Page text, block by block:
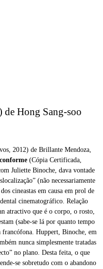
de Hong Sang-soo
2012) de Brillante Mendoza,
(Cópia Certificada,
Juliette Binoche, dava vontade
(não necessariamente
cineastas em causa em prol de
cinematográfico. Relação
atractivo que é o corpo, o rosto,
(sabe-se lá por quanto tempo
francófona. Huppert, Binoche, em
nunca simplesmente tratadas
no plano. Desta feita, o que
se sobretudo com o abandono